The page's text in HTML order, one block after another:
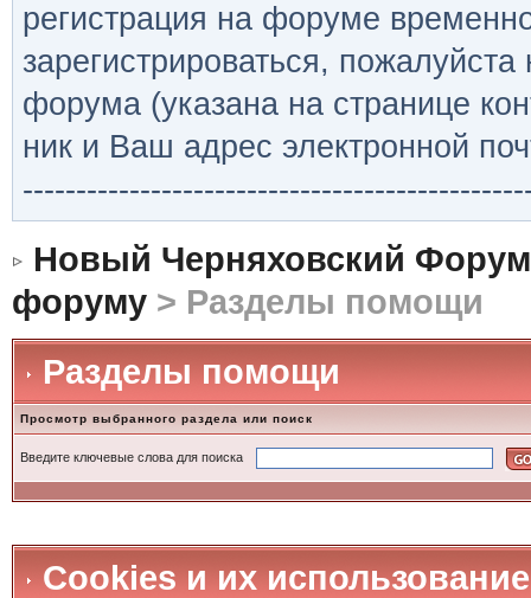
регистрация на форуме
зарегистрироваться,
форума (указана на странице
ник и Ваш адрес электронной
Новый Черняховский Форум
форуму> Разделы помощи
Разделы помощи
Просмотр выбранного раздела или поиск
Введите ключевые слова для поиска
Cookies и их использование